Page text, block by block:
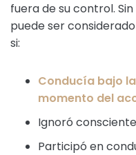
fuera de su control.
puede ser
si:
Conducía bajo
momento del
Ignoró
Participó en